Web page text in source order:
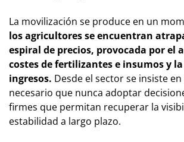
La movilización se produce en un
los agricultores se encuentran
espiral de precios, provocada por el
costes de fertilizantes e insumos y
ingresos. Desde el sector se insiste
necesario que nunca adoptar
firmes que permitan recuperar la
estabilidad a largo plazo.